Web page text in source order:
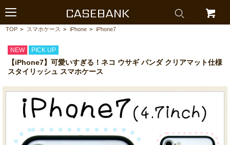
CASEBANK
TOP > スマホケース > iPhone > iPhone7
NEW PICK UP
【iPhone7】可愛いすぎる！ネコ ウサギ パンダ クリアマット仕様
スタイリッシュ スマホケース